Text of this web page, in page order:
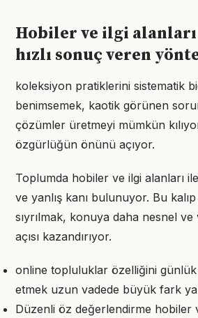
Hobiler ve ilgi alanları
hızlı sonuç veren
koleksiyon pratiklerini sistematik
benimsemek, kaotik görünen
çözümler üretmeyi mümkün
özgürlüğün önünü açıyor.
Toplumda hobiler ve ilgi alanları
ve yanlış kanı bulunuyor. Bu
sıyrılmak, konuya daha nesnel ve
açısı kazandırıyor.
online topluluklar özelliğini
etmek uzun vadede büyük fark
Düzenli öz değerlendirme hobiler